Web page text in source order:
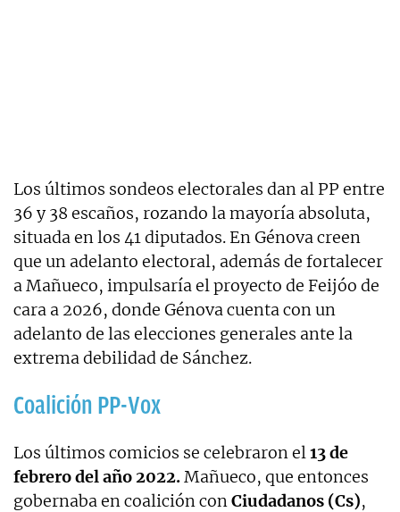
Los últimos sondeos electorales dan al PP entre
36 y 38 escaños, rozando la mayoría absoluta,
situada en los 41 diputados. En Génova creen
que un adelanto electoral, además de fortalecer
a Mañueco, impulsaría el proyecto de Feijóo de
cara a 2026, donde Génova cuenta con un
adelanto de las elecciones generales ante la
extrema debilidad de Sánchez.
Coalición PP-Vox
Los últimos comicios se celebraron el13 de
febrero del año 2022.Mañueco, que entonces
gobernaba en coalición conCiudadanos (Cs),